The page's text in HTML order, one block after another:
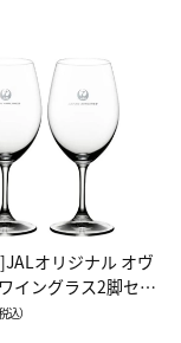
オリジナル オヴ
イングラス2脚セッ
イン）
込）